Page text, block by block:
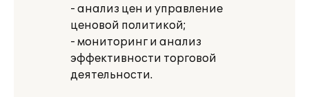
- анализ цен и управление
ценовой политикой;
- мониторинг и анализ
эффективности торговой
деятельности.